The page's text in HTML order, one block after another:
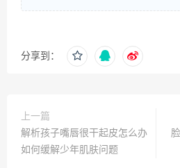
分享到：
上一篇
解析孩子嘴唇很干起皮怎么办
如何缓解少年肌肤问题